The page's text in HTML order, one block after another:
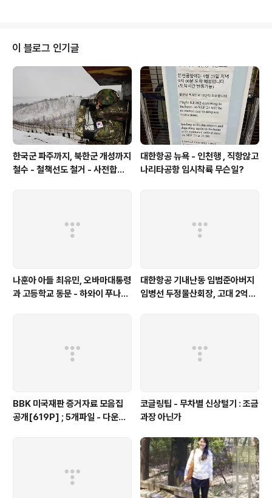
이 블로그 인기글
한국군 파주까지, 북한군 개성까지
철수 - 철책선도 철거 - 사전합의
대한항공 뉴욕 - 인천행 , 직항않고
나리타공항 임시착륙 무슨일?
나훈아 아들 최유민, 오바마대통령
과 고등학교 동문 - 하와이 푸나호
대한항공 기내난동 임범준아버지
임병선 두정물산회장, 고대 2억기
BBK 미국재판 증거자료 모음집
공개[619P] ; 5개파일 - 다운로
코글링팁 - 무차별 신상털기 : 조금
과장 아닌가